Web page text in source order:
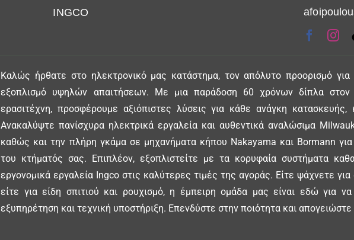
INGCO
Καλώς ήρθατε στο ηλεκτρονικό μας κατάστημα, τον απόλυτο προορισμό
εξοπλισμό υψηλών απαιτήσεων. Με μια παράδοση 60 χρόνων δίπλα στον
ερασιτέχνη, προσφέρουμε αξιόπιστες λύσεις για κάθε ανάγκη κατασκευής,
Ανακαλύψτε πανίσχυρα ηλεκτρικά εργαλεία και αυθεντικά αναλώσιμα
καθώς και την πλήρη γκάμα σε μηχανήματα κήπου Nakayama και Bormann για
του κτήματός σας. Επιπλέον, εξοπλιστείτε με τα κορυφαία συστήματα
εργονομικά εργαλεία Ingco στις καλύτερες τιμές της αγοράς. Είτε ψάχνετε
είτε για είδη σπιτιού και ρουχισμό, η έμπειρη ομάδα μας είναι εδώ για
εξυπηρέτηση και τεχνική υποστήριξη. Επενδύστε στην ποιότητα και απογειώστε